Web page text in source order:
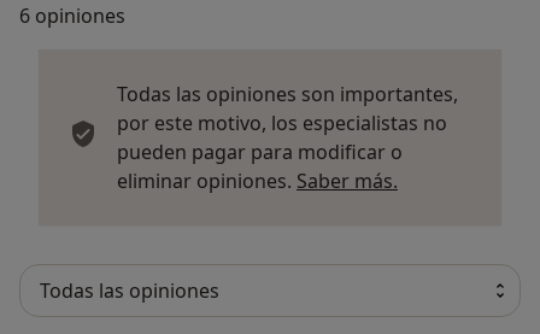
6 opiniones
Todas las opiniones son importantes,
por este motivo, los especialistas no
pueden pagar para modificar o
eliminar opiniones. Saber más.